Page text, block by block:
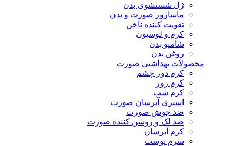
ژل شستشوی بدن
ماساژور صورت و بدن
تقویت کننده ناخن
کرم و لوسیون
شامپو بدن
روغن بدن
محصولات بهداشتی صورت
کرم دور چشم
کرم روز
کرم شب
اسپری آبرسان صورت
ضد جوش صورت
ضد لک و روشن کننده صورت
کرم آبرسان
سرم پوست